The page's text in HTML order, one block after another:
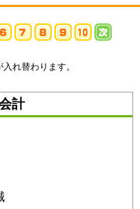
れ替わります。
計